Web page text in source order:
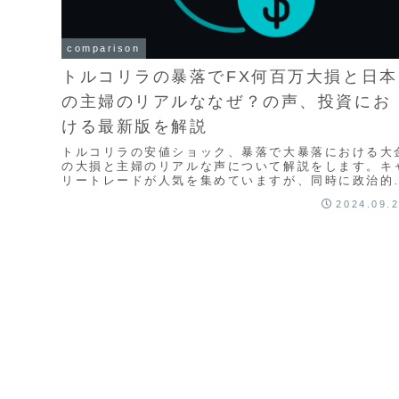
comparison
トルコリラの暴落でFX何百万大損と日本
の主婦のリアルななぜ？の声、投資にお
ける最新版を解説
トルコリラの安値ショック、暴落で大暴落における大
の大損と主婦のリアルな声について解説をします。キ
リートレードが人気を集めていますが、同時に政治的
重な取引が必要です。本記事では、トルコリラFX取引